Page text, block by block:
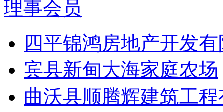
理事会员
四平锦鸿房地产开发
宾县新甸大海家庭农场
曲沃县顺腾辉建筑工